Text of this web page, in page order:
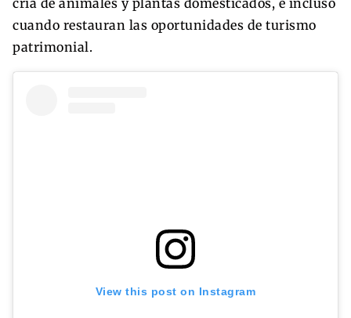
cuando restauran las oportunidades de turismo
patrimonial.
View this post on Instagram